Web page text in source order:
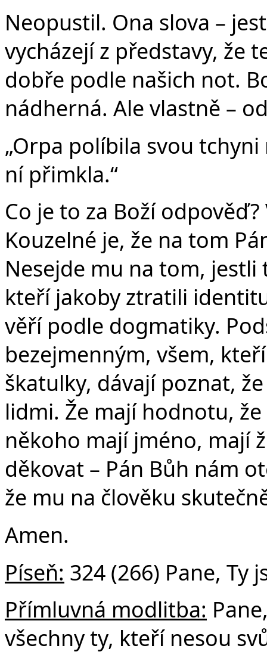
Neopustil. Ona slova –
vycházejí z představy, že
dobře podle našich not.
nádherná. Ale vlastně –
„Orpa políbila svou
ní přimkla.“
Co je to za Boží
Kouzelné je, že na tom
Nesejde mu na tom,
kteří jakoby ztratili
věří podle dogmatiky.
bezejmenným, všem,
škatulky, dávají poznat,
lidmi. Že mají hodnotu,
někoho mají jméno, mají
děkovat – Pán Bůh nám
že mu na člověku
Amen.
Píseň: 324 (266) Pane, Ty
Přímluvná modlitba:
všechny ty, kteří nesou